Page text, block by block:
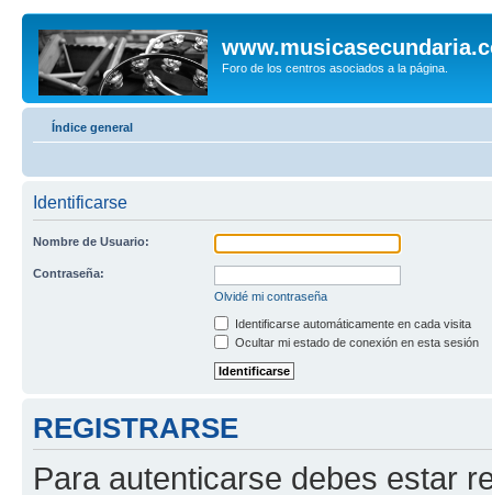
Foro de los centros asociados a la página.
Índice general
Identificarse
Nombre de Usuario:
Contraseña:
Olvidé mi contraseña
Identificarse automáticamente en cada visita
Ocultar mi estado de conexión en esta sesión
REGISTRARSE
Para autenticarse debes estar